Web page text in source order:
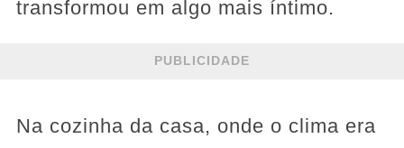
transformou em algo mais íntimo.
PUBLICIDADE
Na cozinha da casa, onde o clima era